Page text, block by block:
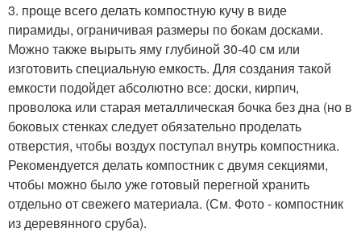
3. проще всего делать компостную кучу в виде
пирамиды, ограничивая размеры по бокам досками.
Можно также вырыть яму глубиной 30-40 см или
изготовить специальную емкость. Для создания такой
емкости подойдет абсолютно все: доски, кирпич,
проволока или старая металлическая бочка без дна (но в
боковых стенках следует обязательно проделать
отверстия, чтобы воздух поступал внутрь компостника.
Рекомендуется делать компостник с двумя секциями,
чтобы можно было уже готовый перегной хранить
отдельно от свежего материала. (См. Фото - компостник
из деревянного сруба).